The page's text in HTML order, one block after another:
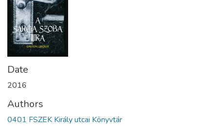
Date
2016
Authors
0401 FSZEK Király utcai Könyvtár